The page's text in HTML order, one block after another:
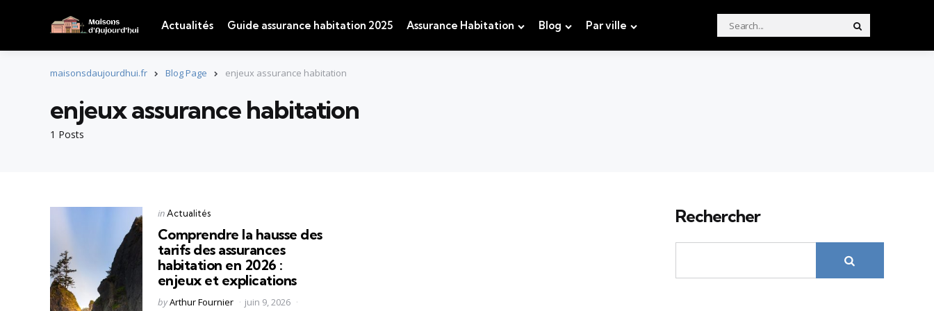
Actualités Guide assurance habitation 2025 Assurance Habitation Blog Par ville
Search
for:
maisonsdaujourdhui.fr Blog Page enjeux assurance habitation
1 Posts
enjeux assurance habitation
Categories
Posted
in Actualités
Comprendre la hausse des
tarifs des assurances
habitation en 2026 :
enjeux et explications
Posted
byArthur Fournier
juin 9, 2026
Rechercher